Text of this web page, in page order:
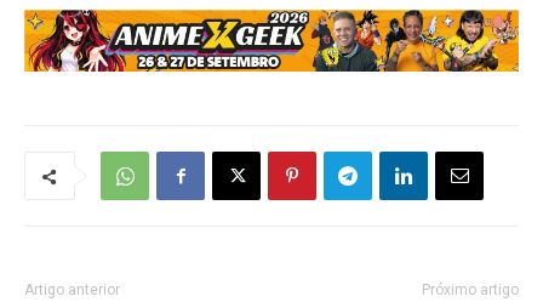
Artigo anterior Próximo artigo